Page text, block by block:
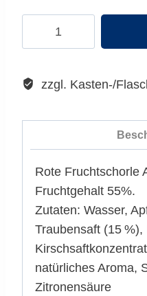
Schorle
zzgl. Kasten-/
Rote Fruchtschorle
Fruchtgehalt 55%.
Zutaten: Wasser,
Traubensaft (15
natürliches Aroma,
Zitronensäure